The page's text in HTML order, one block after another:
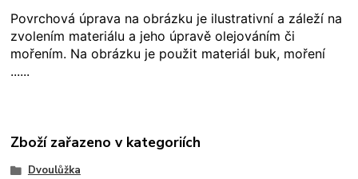
Povrchová úprava na obrázku je ilustrativní a záleží na
zvolením materiálu a jeho úpravě olejováním či
mořením. Na obrázku je použit materiál buk, moření
......
Zboží zařazeno v kategoriích
Dvoulůžka